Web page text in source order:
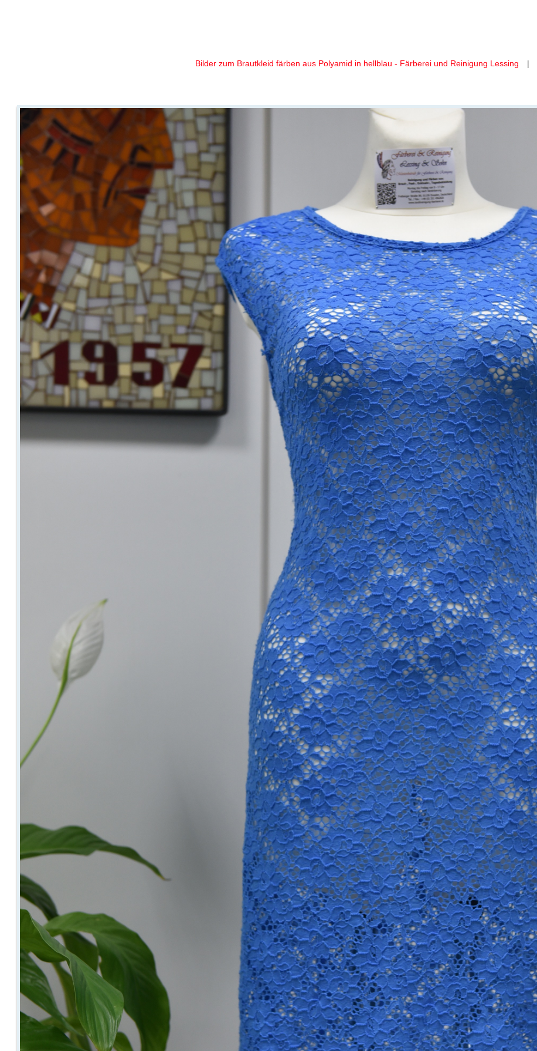
Bilder zum Brautkleid färben aus Polyamid in hellblau - Färberei und Reinigung Lessing |